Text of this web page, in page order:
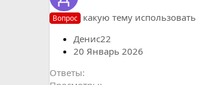
Вопрос какую тему использовать
Денис22
20 Январь 2026
Ответы